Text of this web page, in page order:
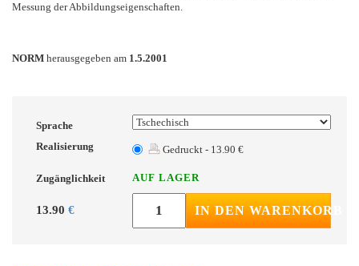
Messung der Abbildungseigenschaften.
NORM herausgegeben am 1.5.2001
Sprache
Realisierung
Gedruckt - 13.90 €
Zugänglichkeit AUF LAGER
13.90 € IN DEN WARENKORB